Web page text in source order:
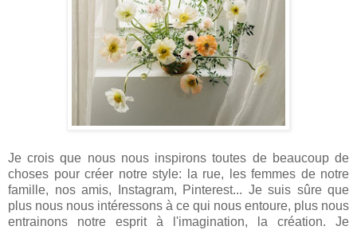
Je crois que nous nous inspirons toutes de beaucoup de
choses pour créer notre style: la rue, les femmes de notre
famille, nos amis, Instagram, Pinterest... Je suis sûre que
plus nous nous intéressons à ce qui nous entoure, plus nous
entrainons notre esprit à l'imagination, la création. Je